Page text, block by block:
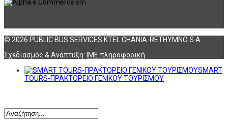
© 2026 PUBLIC BUS SERVICES KTEL CHANIA-RETHYMNO S.A
Σχεδιασμός & Ανάπτυξη: ΙΜΕ πληροφορική
SMART
TOURS-ΠΡΑΚΤΟΡΕΙΟ ΓΕΝΙΚΟΥ ΤΟΥΡΙΣΜΟΥ